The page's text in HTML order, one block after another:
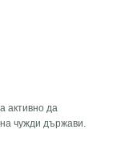
активно да
на чужди държави.